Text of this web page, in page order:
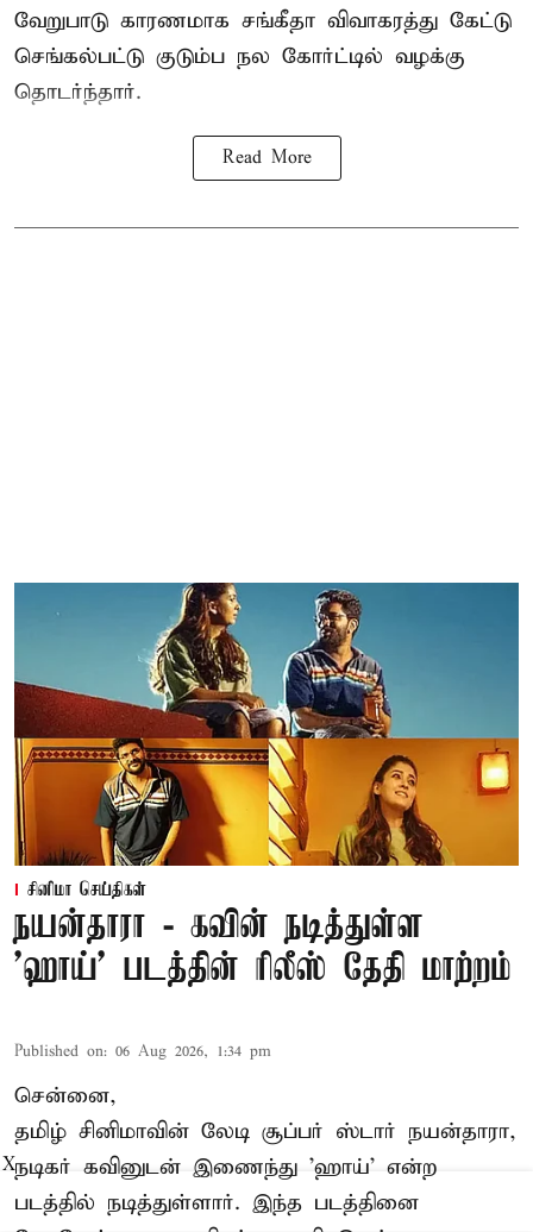
வேறுபாடு காரணமாக சங்கீதா விவாகரத்து கேட்டு
செங்கல்பட்டு குடும்ப நல கோர்ட்டில் வழக்கு
தொடர்ந்தார்.
Read More
சினிமா செய்திகள்
நயன்தாரா - கவின் நடித்துள்ள
'ஹாய்' படத்தின் ரிலீஸ் தேதி மாற்றம்
Published on: 06 Aug 2026, 1:34 pm
சென்னை,
தமிழ் சினிமாவின் லேடி சூப்பர் ஸ்டார் நயன்தாரா,
நடிகர் கவினுடன் இணைந்து 'ஹாய்' என்ற
படத்தில் நடித்துள்ளார். இந்த படத்தினை
X